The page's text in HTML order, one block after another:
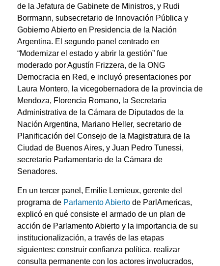
de la Jefatura de Gabinete de Ministros, y Rudi
Borrmann, subsecretario de Innovación Pública y
Gobierno Abierto en Presidencia de la Nación
Argentina. El segundo panel centrado en
“Modernizar el estado y abrir la gestión” fue
moderado por Agustín Frizzera, de la ONG
Democracia en Red, e incluyó presentaciones por
Laura Montero, la vicegobernadora de la provincia de
Mendoza, Florencia Romano, la Secretaria
Administrativa de la Cámara de Diputados de la
Nación Argentina, Mariano Heller, secretario de
Planificación del Consejo de la Magistratura de la
Ciudad de Buenos Aires, y Juan Pedro Tunessi,
secretario Parlamentario de la Cámara de
Senadores.
En un tercer panel, Emilie Lemieux, gerente del
programa de Parlamento Abierto de ParlAmericas,
explicó en qué consiste el armado de un plan de
acción de Parlamento Abierto y la importancia de su
institucionalización, a través de las etapas
siguientes: construir confianza política, realizar
consulta permanente con los actores involucrados,